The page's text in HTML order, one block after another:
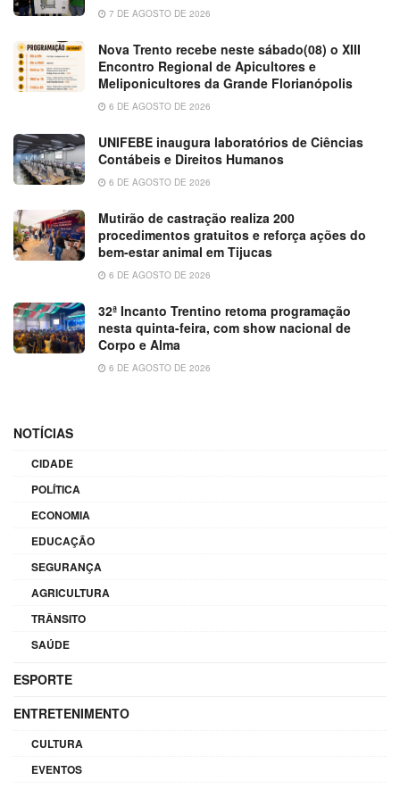
7 DE AGOSTO DE 2026
Nova Trento recebe neste sábado(08) o XIII
Encontro Regional de Apicultores e
Meliponicultores da Grande Florianópolis
6 DE AGOSTO DE 2026
UNIFEBE inaugura laboratórios de Ciências
Contábeis e Direitos Humanos
6 DE AGOSTO DE 2026
Mutirão de castração realiza 200
procedimentos gratuitos e reforça ações do
bem-estar animal em Tijucas
6 DE AGOSTO DE 2026
32ª Incanto Trentino retoma programação
nesta quinta-feira, com show nacional de
Corpo e Alma
6 DE AGOSTO DE 2026
NOTÍCIAS
CIDADE
POLÍTICA
ECONOMIA
EDUCAÇÃO
SEGURANÇA
AGRICULTURA
TRÂNSITO
SAÚDE
ESPORTE
ENTRETENIMENTO
CULTURA
EVENTOS